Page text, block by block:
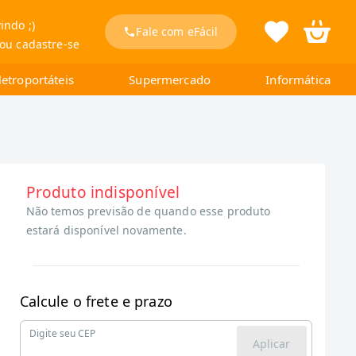
;)
cadastre-se
Fale com eFácil
Supermercado Informática
Produto indisponível
Não temos previsão de quando esse produto
estará disponível novamente.
Calcule o frete e prazo
Digite seu CEP
Aplicar